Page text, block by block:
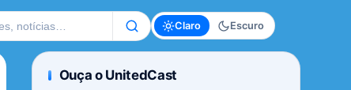
Claro Escuro
Ouça o UnitedCast